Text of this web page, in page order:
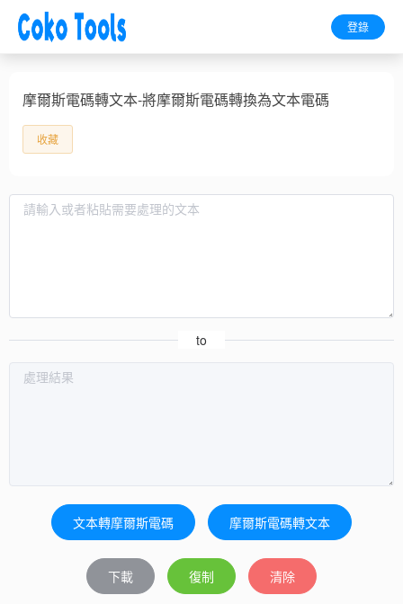
登錄
摩爾斯電碼轉文本-將摩爾斯電碼轉換為文本電碼
收藏
to
文本轉摩爾斯電碼 摩爾斯電碼轉文本
下載 復制 清除